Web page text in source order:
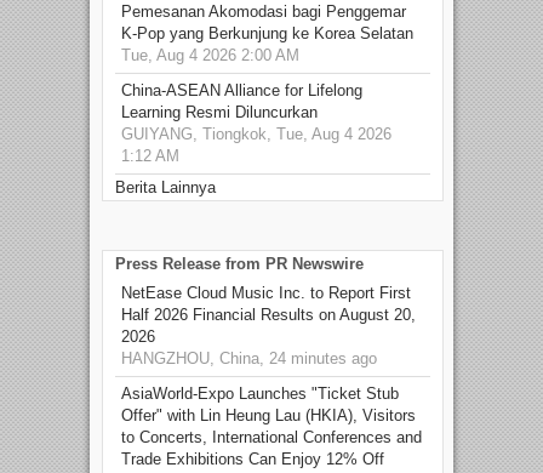
Pemesanan Akomodasi bagi Penggemar
K-Pop yang Berkunjung ke Korea Selatan
Tue, Aug 4 2026 2:00 AM
China-ASEAN Alliance for Lifelong
Learning Resmi Diluncurkan
GUIYANG, Tiongkok, Tue, Aug 4 2026
1:12 AM
Berita Lainnya
Press Release from PR Newswire
NetEase Cloud Music Inc. to Report First
Half 2026 Financial Results on August 20,
2026
HANGZHOU, China, 24 minutes ago
AsiaWorld-Expo Launches "Ticket Stub
Offer" with Lin Heung Lau (HKIA), Visitors
to Concerts, International Conferences and
Trade Exhibitions Can Enjoy 12% Off